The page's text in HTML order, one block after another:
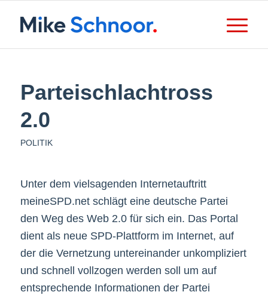
Parteischlachtross
2.0
POLITIK
Unter dem vielsagenden Internetauftritt
meineSPD.net schlägt eine deutsche Partei
den Weg des Web 2.0 für sich ein. Das Portal
dient als neue SPD-Plattform im Internet, auf
der die Vernetzung untereinander unkompliziert
und schnell vollzogen werden soll um auf
entsprechende Informationen der Partei